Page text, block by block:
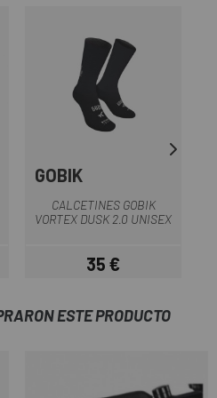
GOBIK
CALCETINES GOBIK
VORTEX DUSK 2.0 UNISEX
Precio
35 €
ESTE PRODUCTO